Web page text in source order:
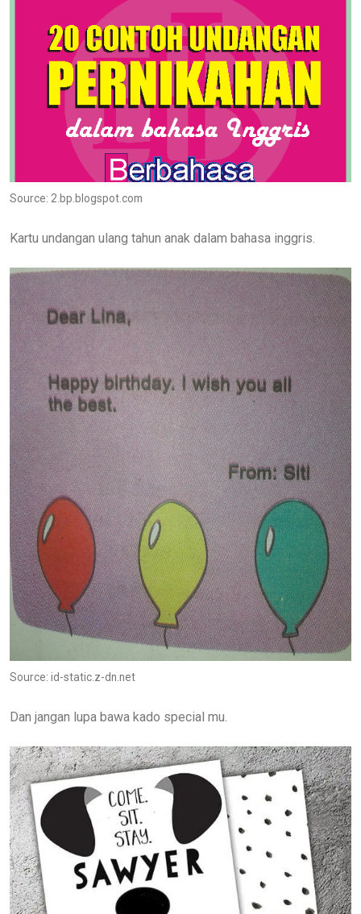
Source: 2.bp.blogspot.com
Kartu undangan ulang tahun anak dalam bahasa inggris.
Source: id-static.z-dn.net
Dan jangan lupa bawa kado special mu.